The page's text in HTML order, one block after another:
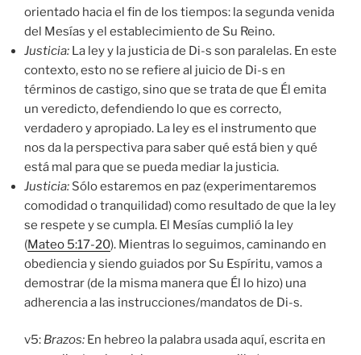
orientado hacia el fin de los tiempos: la segunda venida
del Mesías y el establecimiento de Su Reino.
Justicia: La ley y la justicia de Di-s son paralelas. En este
contexto, esto no se refiere al juicio de Di-s en
términos de castigo, sino que se trata de que Él emita
un veredicto, defendiendo lo que es correcto,
verdadero y apropiado. La ley es el instrumento que
nos da la perspectiva para saber qué está bien y qué
está mal para que se pueda mediar la justicia.
Justicia: Sólo estaremos en paz (experimentaremos
comodidad o tranquilidad) como resultado de que la ley
se respete y se cumpla. El Mesías cumplió la ley
(Mateo 5:17-20). Mientras lo seguimos, caminando en
obediencia y siendo guiados por Su Espíritu, vamos a
demostrar (de la misma manera que Él lo hizo) una
adherencia a las instrucciones/mandatos de Di-s.
v5: Brazos: En hebreo la palabra usada aquí, escrita en